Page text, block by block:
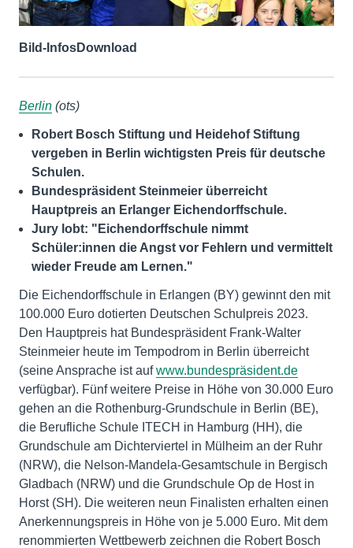
Bild-InfosDownload
Berlin (ots)
Robert Bosch Stiftung und Heidehof Stiftung
vergeben in Berlin wichtigsten Preis für deutsche
Schulen.
Bundespräsident Steinmeier überreicht
Hauptpreis an Erlanger Eichendorffschule.
Jury lobt: "Eichendorffschule nimmt
Schüler:innen die Angst vor Fehlern und vermittelt
wieder Freude am Lernen."
Die Eichendorffschule in Erlangen (BY) gewinnt den mit
100.000 Euro dotierten Deutschen Schulpreis 2023.
Den Hauptpreis hat Bundespräsident Frank-Walter
Steinmeier heute im Tempodrom in Berlin überreicht
(seine Ansprache ist aufwww.bundespräsident.de
verfügbar). Fünf weitere Preise in Höhe von 30.000 Euro
gehen an die Rothenburg-Grundschule in Berlin (BE),
die Berufliche Schule ITECH in Hamburg (HH), die
Grundschule am Dichterviertel in Mülheim an der Ruhr
(NRW), die Nelson-Mandela-Gesamtschule in Bergisch
Gladbach (NRW) und die Grundschule Op de Host in
Horst (SH). Die weiteren neun Finalisten erhalten einen
Anerkennungspreis in Höhe von je 5.000 Euro. Mit dem
renommierten Wettbewerb zeichnen die Robert Bosch